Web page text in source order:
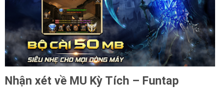
Nhận xét về MU Kỳ Tích – Funtap